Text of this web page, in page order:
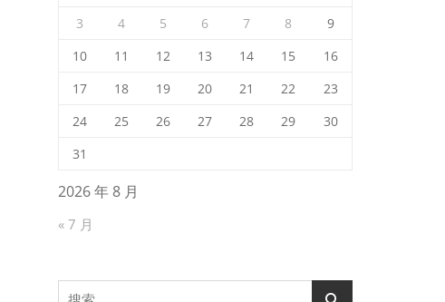
2026 年 8 月
3
4 5 6 7 8
9
10
11 12 13 14 15
16
17
18 19 20 21 22
23
24
25 26 27 28 29
30
31
« 7 月
搜